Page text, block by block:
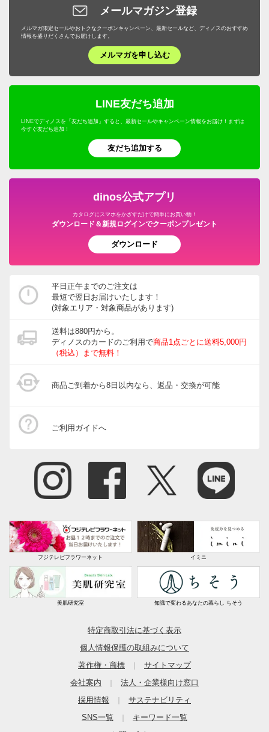
メールマガジン登録
メルマガ限定セールやおトクなクーポンキャンペーン、最新セールなど、ディノスのおすすめ
情報を盛りだくさんでお届けします。
メルマガを申し込む
LINE友だち追加
LINEでディノスを「友だち追加」すると、最新セールやキャンペーン情報をお届け！まずは
今すぐ友だち追加！
友だち追加する
dinos公式アプリ
カタログにスマホをかざすだけで簡単にお買い物！
ダウンロード＆新規ログインでクーポンプレゼント
ダウンロード
平日正午までのご注文は
最短で翌日お届けいたします！
(対象エリア・対象商品があります)
送料は880円から。
ディノスのカードのご利用で商品1点ごとに送料5,000円
（税込）まで無料！
商品ご到着から8日以内なら、返品・交換が可能
ご利用ガイドへ
フジテレビフラワーネット イミニ
美肌研究室 知識で変わるあなたの暮らし ちそう
特定商取引法に基づく表示
個人情報保護の取組みについて
著作権・商標
サイトマップ
会社案内
法人・企業様向け窓口
採用情報
サステナビリティ
SNS一覧
キーワード一覧